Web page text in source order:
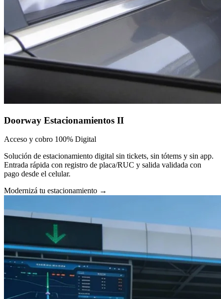
Doorway Estacionamientos II
Acceso y cobro 100% Digital
Solución de estacionamiento digital sin tickets, sin tótems y sin app.
Entrada rápida con registro de placa/RUC y salida validada con
pago desde el celular.
Modernizá tu estacionamiento →